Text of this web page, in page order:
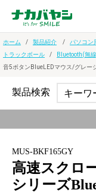
ホーム 製品紹介 パソコン
トラックボール
Bluetooth(無
音5ボタンBlueLEDマウス/グレー
MUS-BKF165GY
高速スクロ
シリーズ
製品検索